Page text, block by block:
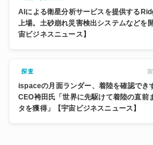
AIによる衛星分析サービスを提供する
上場。土砂崩れ災害検出システムなどを
宙ビジネスニュース】
探査
ispaceの月面ランダー、着陸を確認でき
CEO袴田氏「世界に先駆けて着陸の直前
タを獲得」【宇宙ビジネスニュース】